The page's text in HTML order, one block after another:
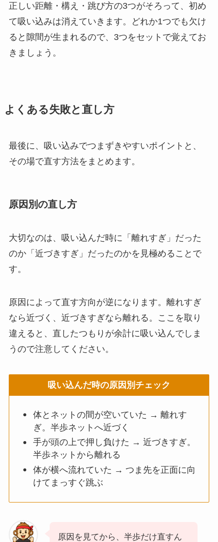
正しい距離・構え・跳び方の3つがそろって、初め
て吸い込みは消えていきます。どれか1つでも欠け
ると隙間が生まれるので、3つをセットで覚えてお
きましょう。
よくある失敗と直し方
最後に、吸い込みでつまずきやすいポイントと、
その場で直す方法をまとめます。
原因別の直し方
大切なのは、吸い込んだ時に「離れすぎ」だった
のか「近づきすぎ」だったのかを見極めることで
す。
原因によって直す方向が逆になります。離れすぎ
なら近づく、近づきすぎなら離れる。ここを取り
違えると、直したつもりが余計に吸い込んでしま
うので注意してください。
吸い込んだ時の原因別チェック
体とネットの間が空いていた → 離れす
ぎ。半歩ネットへ近づく
手が頭の上で押し負けた → 近づきすぎ。
半歩ネットから離れる
体が横へ流れていた → つま先を正面に向
けてまっすぐ跳ぶ
原因を見てから、半歩だけ直すん